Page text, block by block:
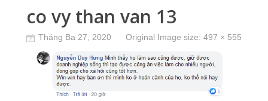
co vy than van 13
Tháng Ba 27, 2020 Original Image size: 497 × 555